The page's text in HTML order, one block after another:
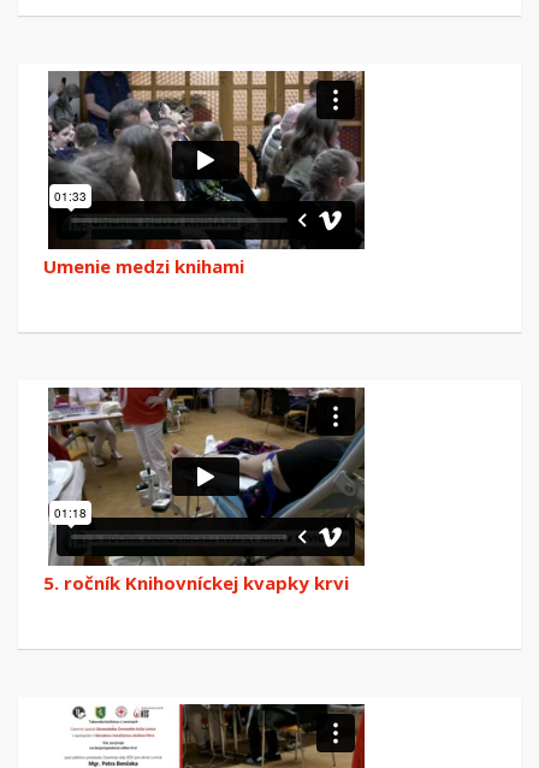
Umenie medzi knihami
5. ročník Knihovníckej kvapky krvi